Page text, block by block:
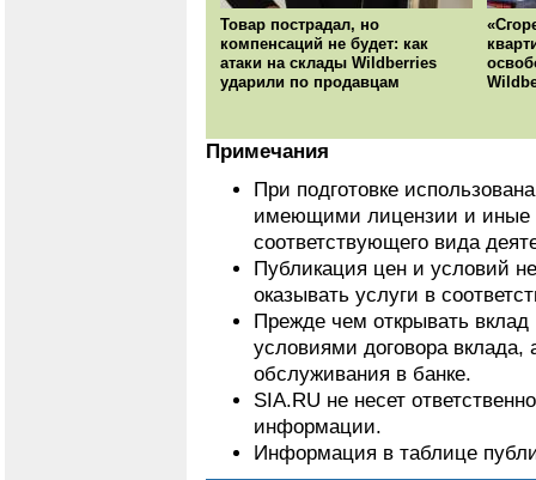
Товар пострадал, но
компенсаций не будет: как
атаки на склады Wildberries
ударили по продавцам
Примечания
При подготовке
имеющими лицензии и иные
соответствующего вида
Публикация цен и условий
оказывать услуги в
Прежде чем открывать
условиями договора вклада,
обслуживания в банке.
SIA.RU не несет
информации.
Информация в таблице